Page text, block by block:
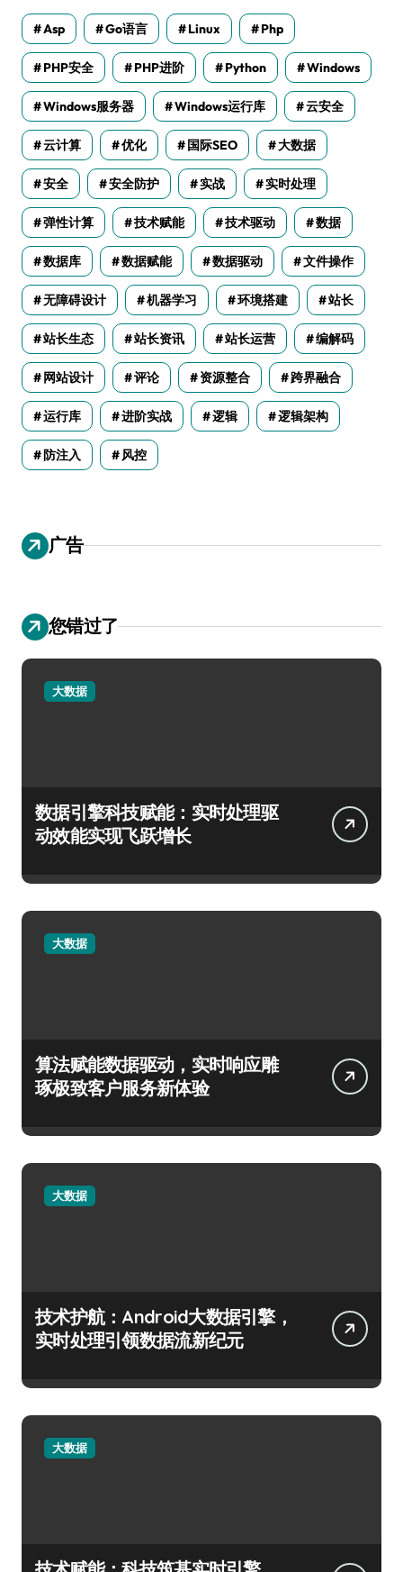
Asp Go语言 Linux Php
PHP安全 PHP进阶 Python Windows
Windows服务器 Windows运行库 云安全
云计算 优化 国际SEO 大数据
安全 安全防护 实战 实时处理
弹性计算 技术赋能 技术驱动 数据
数据库 数据赋能 数据驱动 文件操作
无障碍设计 机器学习 环境搭建 站长
站长生态 站长资讯 站长运营 编解码
网站设计 评论 资源整合 跨界融合
运行库 进阶实战 逻辑 逻辑架构
防注入 风控
广告
您错过了
大数据
数据引擎科技赋能：实时处理驱
动效能实现飞跃增长
大数据
算法赋能数据驱动，实时响应雕
琢极致客户服务新体验
大数据
技术护航：Android大数据引擎，
实时处理引领数据流新纪元
大数据